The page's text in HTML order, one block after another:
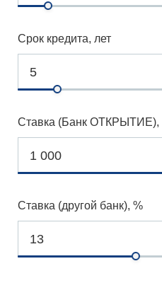
Срок кредита, лет
Ставка (Банк ОТКРЫТИЕ),
Ставка (другой банк), %